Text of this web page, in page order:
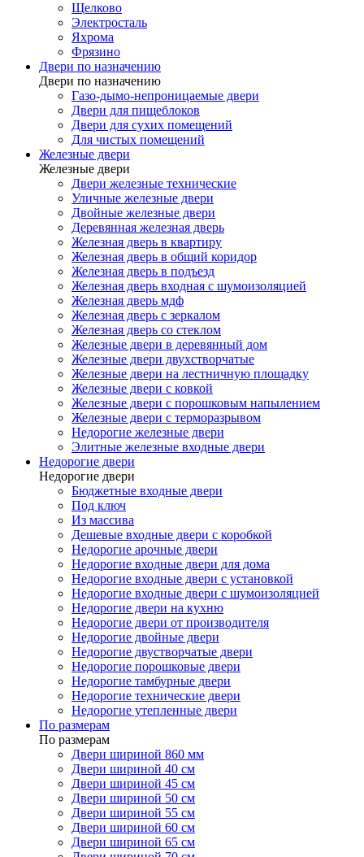
Щелково
Электросталь
Яхрома
Фрязино
Двери по назначению
Двери по назначению
Газо-дымо-непроницаемые двери
Двери для пищеблоков
Двери для сухих помещений
Для чистых помещений
Железные двери
Железные двери
Двери железные технические
Уличные железные двери
Двойные железные двери
Деревянная железная дверь
Железная дверь в квартиру
Железная дверь в общий коридор
Железная дверь в подъезд
Железная дверь входная с шумоизоляцией
Железная дверь мдф
Железная дверь с зеркалом
Железная дверь со стеклом
Железные двери в деревянный дом
Железные двери двухстворчатые
Железные двери на лестничную площадку
Железные двери с ковкой
Железные двери с порошковым напылением
Железные двери с терморазрывом
Недорогие железные двери
Элитные железные входные двери
Недорогие двери
Недорогие двери
Бюджетные входные двери
Под ключ
Из массива
Дешевые входные двери с коробкой
Недорогие арочные двери
Недорогие входные двери для дома
Недорогие входные двери с установкой
Недорогие входные двери с шумоизоляцией
Недорогие двери на кухню
Недорогие двери от производителя
Недорогие двойные двери
Недорогие двустворчатые двери
Недорогие порошковые двери
Недорогие тамбурные двери
Недорогие технические двери
Недорогие утепленные двери
По размерам
По размерам
Двери шириной 860 мм
Двери шириной 40 см
Двери шириной 45 см
Двери шириной 50 см
Двери шириной 55 см
Двери шириной 60 см
Двери шириной 65 см